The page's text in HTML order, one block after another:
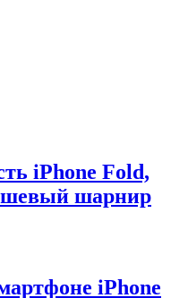
iPhone Fold,
шарнир
iPhone